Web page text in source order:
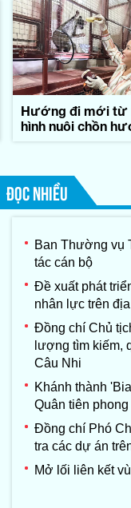
Hướng đi mới từ
hình nuôi chồn
ĐỌC NHIỀU
Ban Thường vụ
tác cán bộ
Đề xuất phát
nhân lực trên
Đồng chí Chủ
lượng tìm kiếm,
Câu Nhi
Khánh thành
Quân tiên
Đồng chí Phó
tra các dự án
Mở lối liên kết